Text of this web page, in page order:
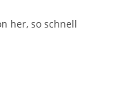
her, so schnell